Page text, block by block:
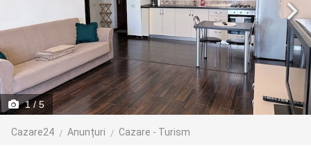
1/ 5
Cazare24 Anunțuri Cazare - Turism